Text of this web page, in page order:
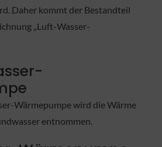
Daher kommt der Bestandteil
„Luft-Wasser-
Wärmepumpe wird die Wärme
entnommen.